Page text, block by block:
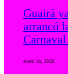
Guairá
arrancó
enero 18, 2026